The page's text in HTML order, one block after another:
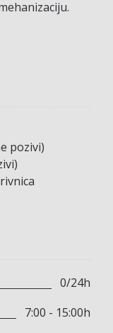
pozivi)
0/24h
7:00 - 15:00h